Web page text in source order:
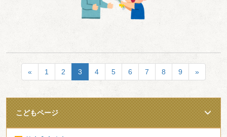
« 1 2 3 4 5 6 7 8 9 »
こどもページ